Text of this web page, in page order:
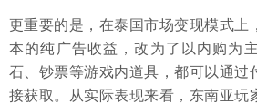
更重要的是，在泰国市场变现模式上
本的纯广告收益，改为了以内购为
石、钞票等游戏内道具，都可以通过
接获取。从实际表现来看，东南亚玩